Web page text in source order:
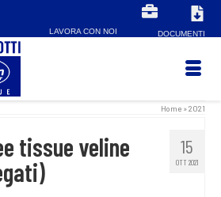
DOCUMENTI
LAVORA CON NOI
Home »2021
15
OTT 2021
tissue veline